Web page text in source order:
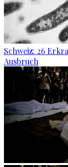
Schweiz: 26
Ausbruch